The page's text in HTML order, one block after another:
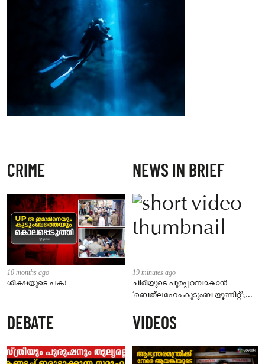
CRIME
10 months ago
ശിക്ഷയുടെ പക!
NEWS IN BRIEF
19 minutes ago
ചിരിയുടെ പൂരപ്പറമ്പാകാൻ
‘ബെത്‌ലഹേം കുടുംബ യൂണിറ്റ്’;
DEBATE VIDEOS